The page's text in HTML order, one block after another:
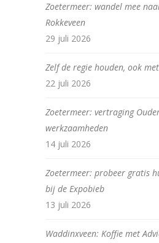
Zoetermeer: wandel mee
Rokkeveen
29 juli 2026
Zelf de regie houden, ook
22 juli 2026
Zoetermeer: vertraging
werkzaamheden
14 juli 2026
Zoetermeer: probeer gratis
bij de Expobieb
13 juli 2026
Waddinxveen: Koffie met